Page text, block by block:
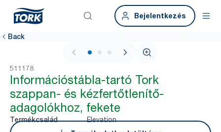
Bejelentkezés
Back
1 / 3
511178
Információstábla-tartó Tork
szappan- és kézfertőtlenítő-
adagolókhoz, fekete
Termékcsalád
Elevation